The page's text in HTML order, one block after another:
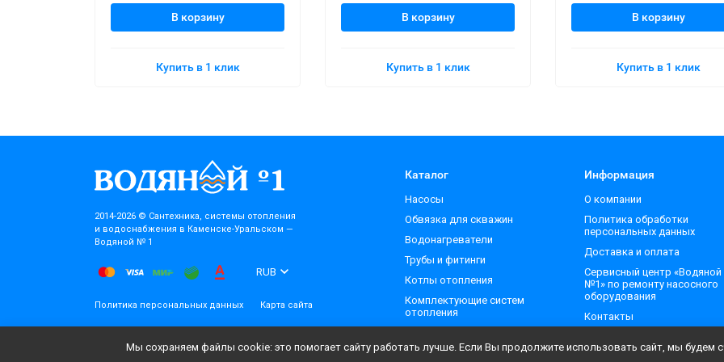
В корзину
Купить в 1 клик
В корзину
Купить в 1 клик
В корзину
Купить в 1 клик
2014-2026 © Cантехника, системы отопления
и водоснабжения в Каменске-Уральском —
Водяной № 1
RUB
Политика персональных данных Карта сайта
Каталог
Насосы
Обвязка для скважин
Водонагреватели
Трубы и фитинги
Котлы отопления
Комплектующие систем
отопления
Информация
О компании
Политика обработки
персональных данных
Доставка и оплата
Сервисный центр «Водяной
№1» по ремонту насосного
оборудования
Контакты
Мы сохраняем файлы cookie: это помогает сайту работать лучше. Если Вы продолжите использовать сайт, мы будем